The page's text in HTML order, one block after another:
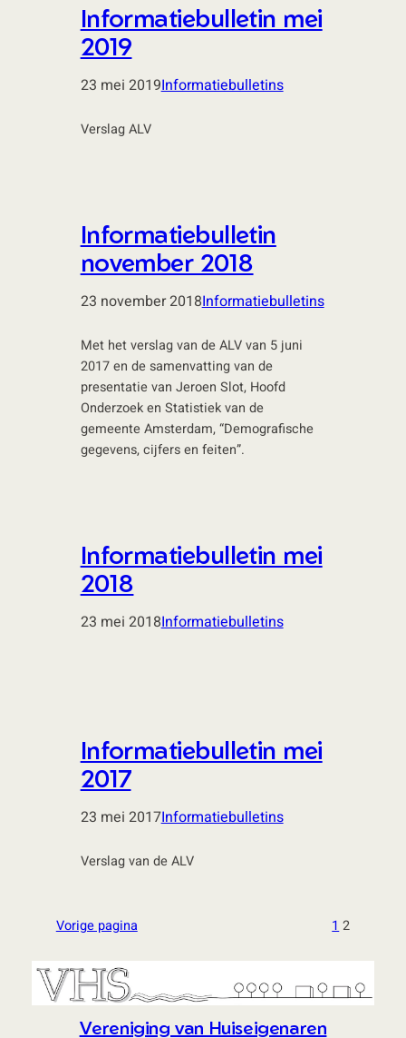
Informatiebulletin mei
2019
23 mei 2019Informatiebulletins
Verslag ALV
Informatiebulletin
november 2018
23 november 2018Informatiebulletins
Met het verslag van de ALV van 5 juni
2017 en de samenvatting van de
presentatie van Jeroen Slot, Hoofd
Onderzoek en Statistiek van de
gemeente Amsterdam, “Demografische
gegevens, cijfers en feiten”.
Informatiebulletin mei
2018
23 mei 2018Informatiebulletins
Informatiebulletin mei
2017
23 mei 2017Informatiebulletins
Verslag van de ALV
Vorige pagina 1 2
Vereniging van Huiseigenaren